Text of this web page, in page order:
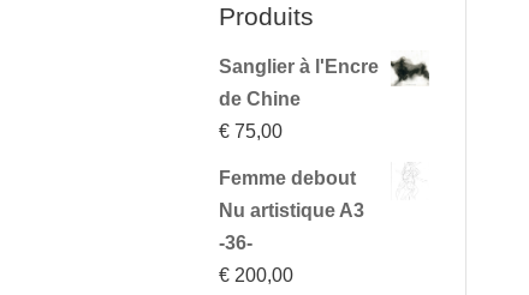
Produits
Sanglier à l'Encre
de Chine
€ 75,00
Femme debout
Nu artistique A3
-36-
€ 200,00